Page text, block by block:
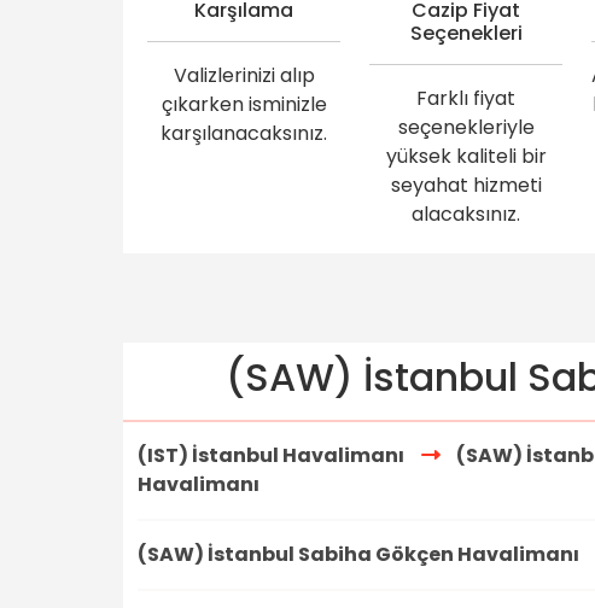
Karşılama
Valizlerinizi alıp
çıkarken isminizle
karşılanacaksınız.
Cazip Fiyat
Seçenekleri
Farklı fiyat
seçenekleriyle
yüksek kaliteli bir
seyahat hizmeti
alacaksınız.
(SAW) İstanbul
(IST) İstanbul Havalimanı
(SAW)
Havalimanı
(SAW) İstanbul Sabiha Gökçen Havalimanı